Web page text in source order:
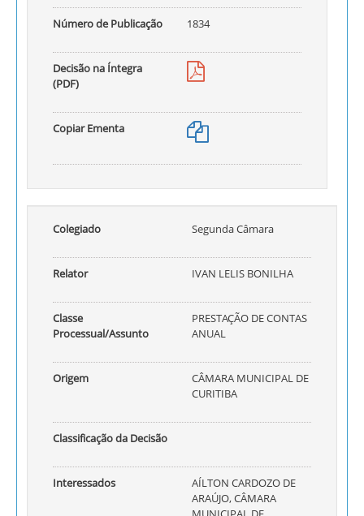
Número de Publicação 1834
Decisão na Íntegra
(PDF)
Copiar Ementa
Colegiado Segunda Câmara
Relator IVAN LELIS BONILHA
Classe
Processual/Assunto
PRESTAÇÃO DE CONTAS
ANUAL
Origem
CÂMARA MUNICIPAL DE
CURITIBA
Classificação da Decisão
Interessados
AÍLTON CARDOZO DE
ARAÚJO, CÂMARA